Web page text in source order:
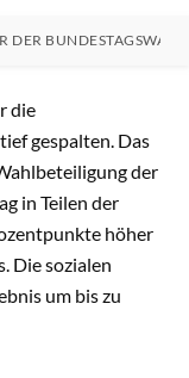
DER
die
gespalten. Das
der
in Teilen der
höher
Die sozialen
um bis zu